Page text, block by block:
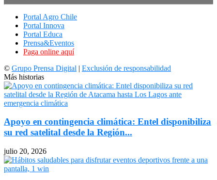
Portal Agro Chile
Portal Innova
Portal Educa
Prensa&Eventos
Paga online aquí
© Grupo Prensa Digital | Exclusión de responsabilidad
Más historias
Apoyo en contingencia climática: Entel disponibiliza
su red satelital desde la Región...
julio 20, 2026